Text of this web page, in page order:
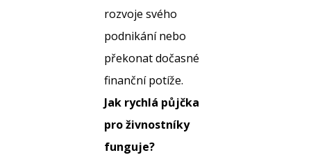
rozvoje svého
podnikání nebo
překonat dočasné
finanční potíže.
Jak rychlá půjčka
pro živnostníky
funguje?